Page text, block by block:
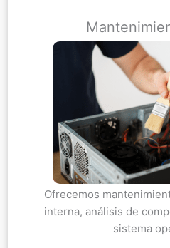
Ofrecemos
interna, análisis de
sistema